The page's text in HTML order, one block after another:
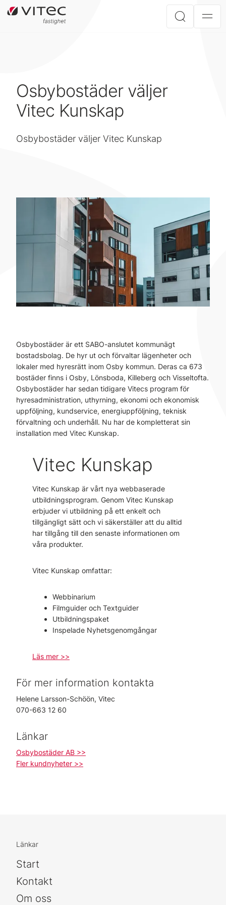
Osbybostäder väljer
Vitec Kunskap
Osbybostäder väljer Vitec Kunskap
Osbybostäder är ett SABO-anslutet kommunägt
bostadsbolag. De hyr ut och förvaltar lägenheter och
lokaler med hyresrätt inom Osby kommun. Deras ca 673
bostäder finns i Osby, Lönsboda, Killeberg och Visseltofta.
Osbybostäder har sedan tidigare Vitecs program för
hyresadministration, uthyrning, ekonomi och ekonomisk
uppföljning, kundservice, energiuppföljning, teknisk
förvaltning och underhåll. Nu har de kompletterat sin
installation med Vitec Kunskap.
Vitec Kunskap
Vitec Kunskap är vårt nya webbaserade
utbildningsprogram. Genom Vitec Kunskap
erbjuder vi utbildning på ett enkelt och
tillgängligt sätt och vi säkerställer att du alltid
har tillgång till den senaste informationen om
våra produkter.
Vitec Kunskap omfattar:
Webbinarium
Filmguider och Textguider
Utbildningspaket
Inspelade Nyhetsgenomgångar
Läs mer >>
För mer information kontakta
Helene Larsson-Schöön, Vitec
070-663 12 60
Länkar
Osbybostäder AB >>
Fler kundnyheter >>
Länkar
Start
Kontakt
Om oss